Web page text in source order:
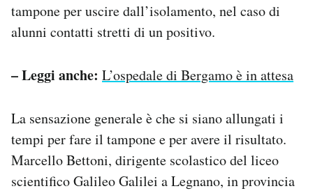
tampone per uscire dall’isolamento, nel caso di
alunni contatti stretti di un positivo.
– Leggi anche: L’ospedale di Bergamo è in attesa
La sensazione generale è che si siano allungati i
tempi per fare il tampone e per avere il risultato.
Marcello Bettoni, dirigente scolastico del liceo
scientifico Galileo Galilei a Legnano, in provincia